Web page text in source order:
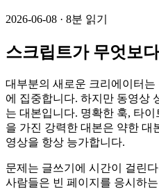
2026-06-08 · 8분 읽기
스크립트가 무엇보
대부분의 새로운 크리에이터
에 집중합니다. 하지만 동영상
는 대본입니다. 명확한 훅, 타
을 가진 강력한 대본은 약한 대
영상을 항상 능가합니다.
문제는 글쓰기에 시간이 걸린
사람들은 빈 페이지를 응시하